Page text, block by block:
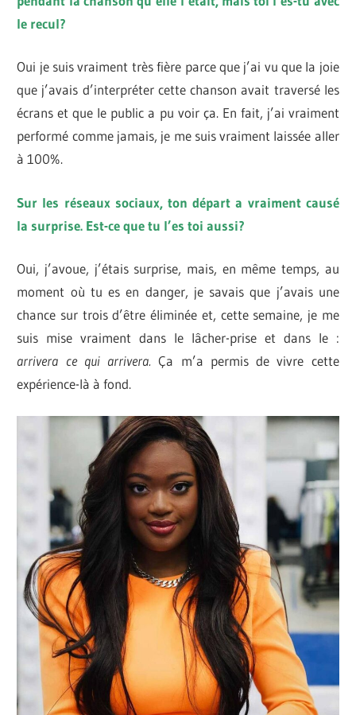
le recul?
Oui je suis vraiment très fière parce que j’ai vu que la joie
que j’avais d’interpréter cette chanson avait traversé les
écrans et que le public a pu voir ça. En fait, j’ai vraiment
performé comme jamais, je me suis vraiment laissée aller
à 100%.
Sur les réseaux sociaux, ton départ a vraiment causé
la surprise. Est-ce que tu l’es toi aussi?
Oui, j’avoue, j’étais surprise, mais, en même temps, au
moment où tu es en danger, je savais que j’avais une
chance sur trois d’être éliminée et, cette semaine, je me
suis mise vraiment dans le lâcher-prise et dans le :
arrivera ce qui arrivera. Ça m’a permis de vivre cette
expérience-là à fond.